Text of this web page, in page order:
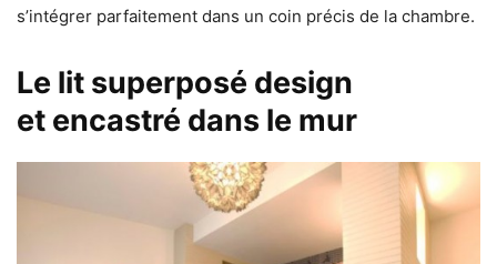
s’intégrer parfaitement dans un coin précis de la chambre.
Le lit superposé design
et encastré dans le mur